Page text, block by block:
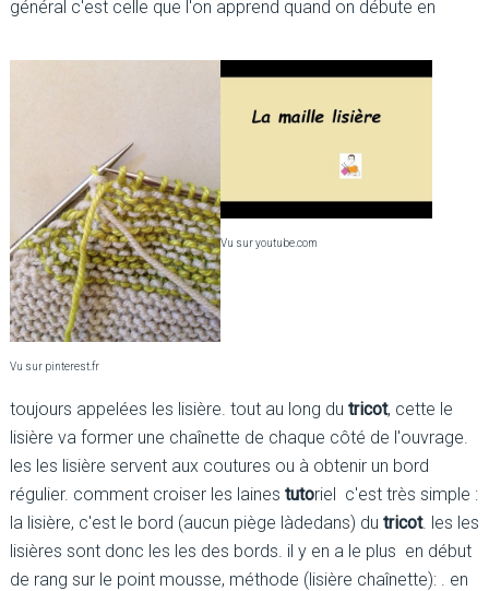
général c'est celle que l'on apprend quand on débute en
Vu sur pinterest.fr
Vu sur youtube.com
toujours appelées les lisière. tout au long du tricot, cette le
lisière va former une chaînette de chaque côté de l'ouvrage.
les les lisière servent aux coutures ou à obtenir un bord
régulier. comment croiser les laines tutoriel c'est très simple :
la lisière, c'est le bord (aucun piège làdedans) du tricot. les les
lisières sont donc les les des bords. il y en a le plus en début
de rang sur le point mousse, méthode (lisière chaînette): . en